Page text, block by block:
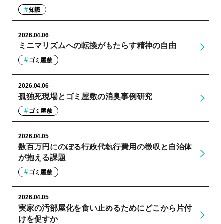
知識
ミニマリズムへの転換がもたらす精神の自由
2026.04.06
ゴミ屋敷
孤独死現場とゴミ屋敷の消臭事例研究
2026.04.06
ゴミ屋敷
数百万円にのぼる行政代執行費用の徴収と自治体
が抱える課題
2026.04.05
ゴミ屋敷
実家の汚部屋化を食い止めるためにどこから片付
けを促すか
2026.04.05